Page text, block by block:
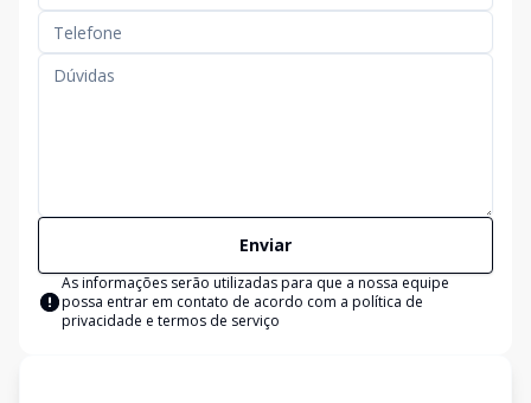
Enviar
As informações serão utilizadas para que a nossa equipe
possa entrar em contato de acordo com a política de
privacidade e termos de serviço